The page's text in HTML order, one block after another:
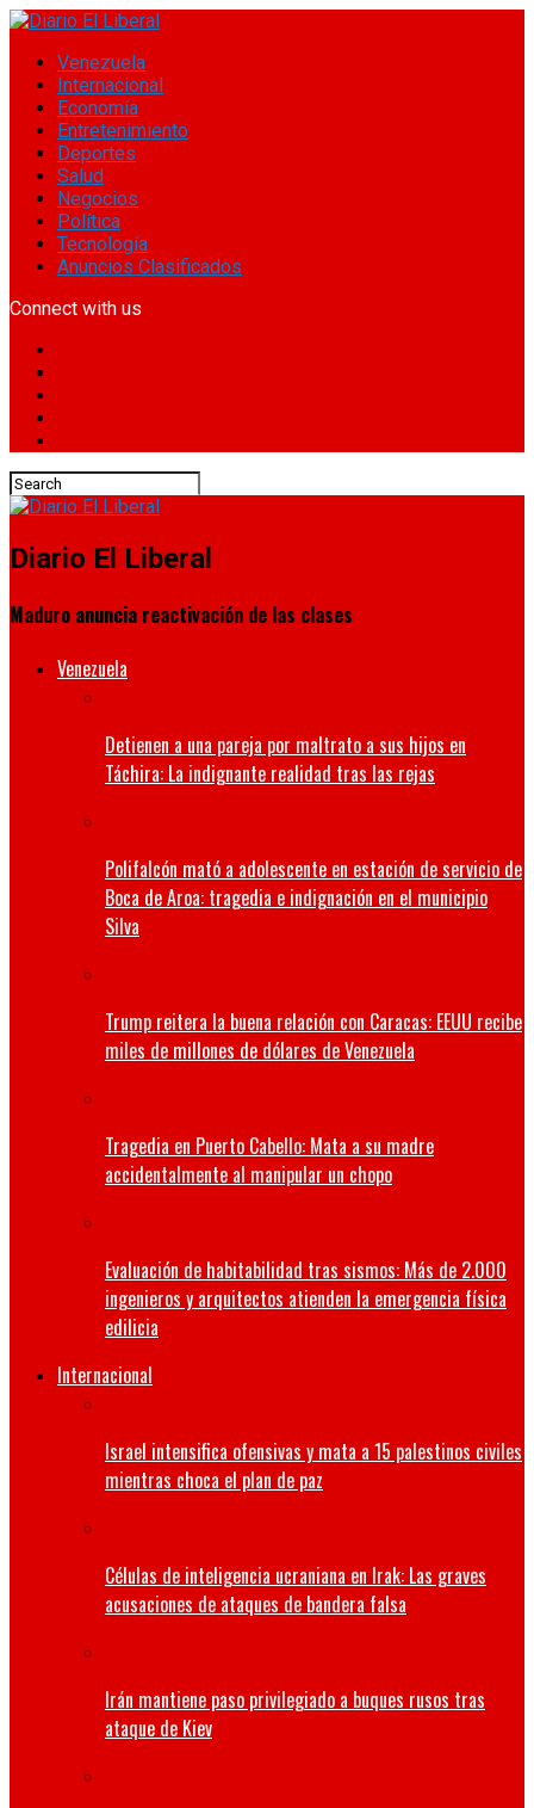
Venezuela
Internacional
Economía
Entretenimiento
Deportes
Salud
Negocios
Política
Tecnología
Anuncios Clasificados
Connect with us
Diario El Liberal
Maduro anuncia reactivación de las clases
Venezuela
Detienen a una pareja por maltrato a sus hijos en
Táchira: La indignante realidad tras las rejas
Polifalcón mató a adolescente en estación de servicio de
Boca de Aroa: tragedia e indignación en el municipio
Silva
Trump reitera la buena relación con Caracas: EEUU recibe
miles de millones de dólares de Venezuela
Tragedia en Puerto Cabello: Mata a su madre
accidentalmente al manipular un chopo
Evaluación de habitabilidad tras sismos: Más de 2.000
ingenieros y arquitectos atienden la emergencia física
edilicia
Internacional
Israel intensifica ofensivas y mata a 15 palestinos civiles
mientras choca el plan de paz
Células de inteligencia ucraniana en Irak: Las graves
acusaciones de ataques de bandera falsa
Irán mantiene paso privilegiado a buques rusos tras
ataque de Kiev